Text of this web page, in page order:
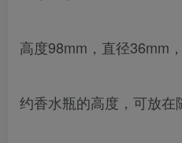
高度98mm，直径36mm
约香水瓶的高度，可放在